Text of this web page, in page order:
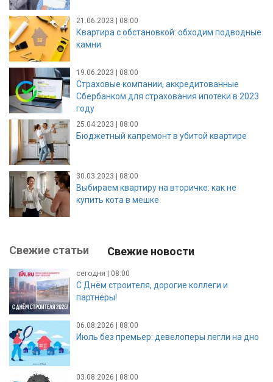
21.06.2023 | 08:00
Квартира с обстановкой: обходим подводные
камни
19.06.2023 | 08:00
Страховые компании, аккредитованные
Сбербанком для страхования ипотеки в 2023
году
25.04.2023 | 08:00
Бюджетный капремонт в убитой квартире
30.03.2023 | 08:00
Выбираем квартиру на вторичке: как не
купить кота в мешке
Свежие статьи Свежие новости
сегодня | 08:00
С Днём строителя, дорогие коллеги и
партнёры!
06.08.2026 | 08:00
Июль без премьер: девелоперы легли на дно
03.08.2026 | 08:00